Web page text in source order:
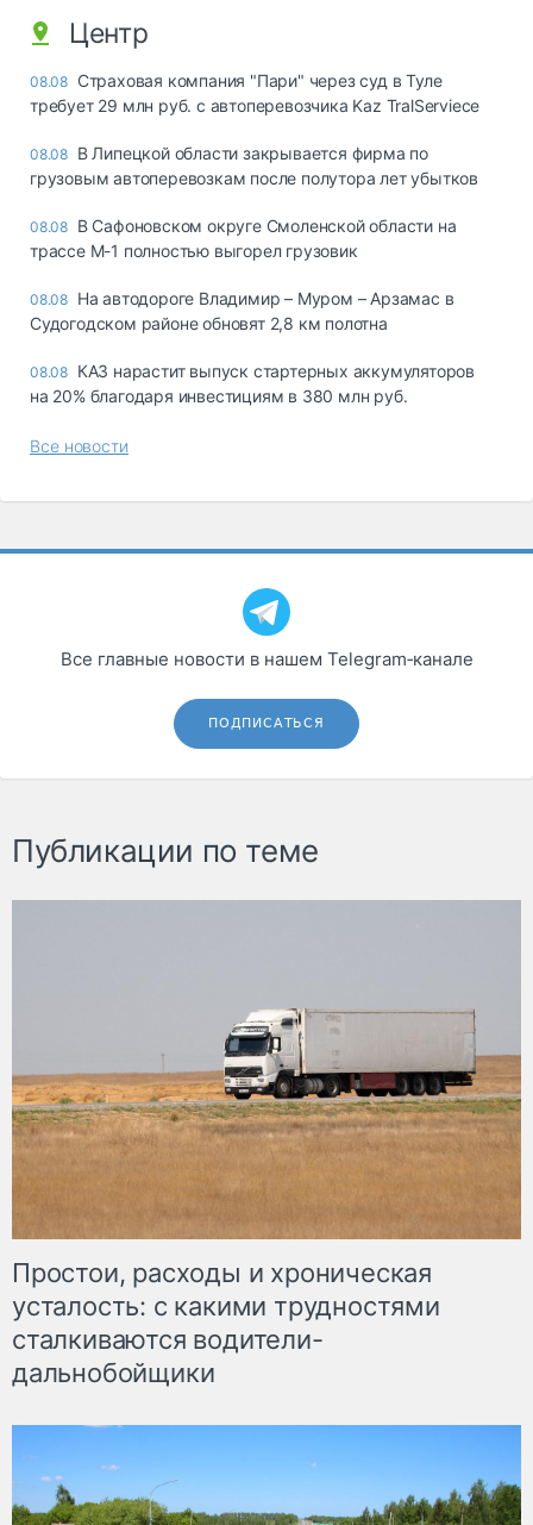
Центр
08.08 Страховая компания "Пари" через суд в Туле
требует 29 млн руб. с автоперевозчика Kaz TralServiece
08.08 В Липецкой области закрывается фирма по
грузовым автоперевозкам после полутора лет убытков
08.08 В Сафоновском округе Смоленской области на
трассе М-1 полностью выгорел грузовик
08.08 На автодороге Владимир – Муром – Арзамас в
Судогодском районе обновят 2,8 км полотна
08.08 КАЗ нарастит выпуск стартерных аккумуляторов
на 20% благодаря инвестициям в 380 млн руб.
Все новости
Все главные новости в нашем Telegram‑канале
ПОДПИСАТЬСЯ
Публикации по теме
Простои, расходы и хроническая
усталость: с какими трудностями
сталкиваются водители-
дальнобойщики